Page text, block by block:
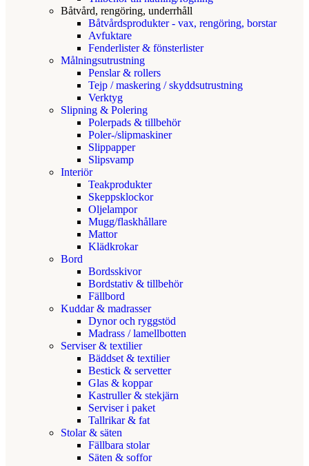
Båtvård, rengöring, underrhåll
Båtvårdsprodukter - vax, rengöring, borstar
Avfuktare
Fenderlister & fönsterlister
Målningsutrustning
Penslar & rollers
Tejp / maskering / skyddsutrustning
Verktyg
Slipning & Polering
Polerpads & tillbehör
Poler-/slipmaskiner
Slippapper
Slipsvamp
Interiör
Teakprodukter
Skeppsklockor
Oljelampor
Mugg/flaskhållare
Mattor
Klädkrokar
Bord
Bordsskivor
Bordstativ & tillbehör
Fällbord
Kuddar & madrasser
Dynor och ryggstöd
Madrass / lamellbotten
Serviser & textilier
Bäddset & textilier
Bestick & servetter
Glas & koppar
Kastruller & stekjärn
Serviser i paket
Tallrikar & fat
Stolar & säten
Fällbara stolar
Säten & soffor